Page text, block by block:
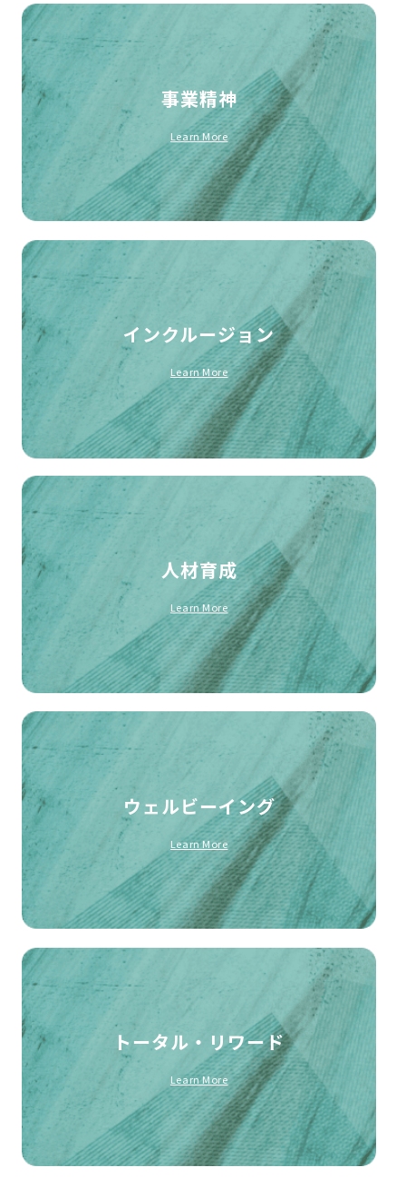
事業精神
Learn More
インクルージョン
Learn More
人材育成
Learn More
ウェルビーイング
Learn More
トータル・リワード
Learn More